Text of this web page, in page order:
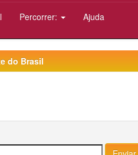
Percorrer: Ajuda
do Brasil